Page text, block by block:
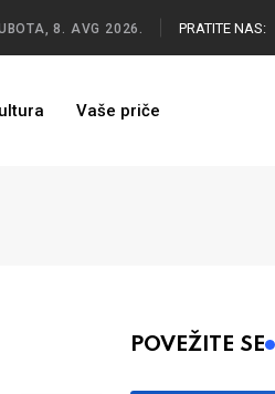
8. AVG 2026. PRATITE NAS:
Vaše priče
POVEŽITE SE